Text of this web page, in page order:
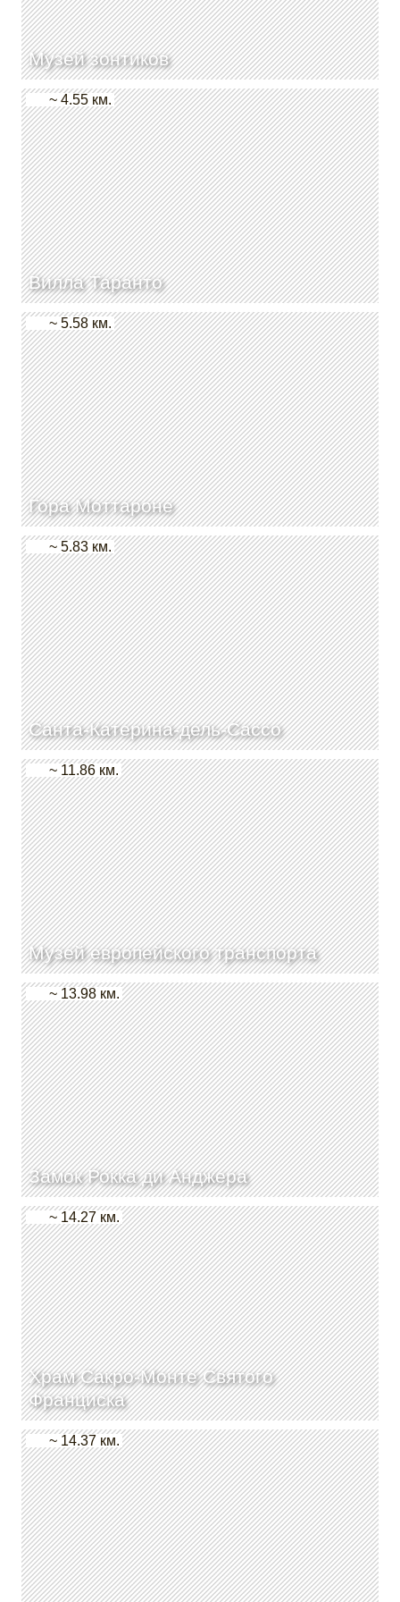
Музей зонтиков
Вилла Таранто
~ 4.55 км.
Гора Моттароне
~ 5.58 км.
Санта-Катерина-дель-Сассо
~ 5.83 км.
Музей европейского транспорта
~ 11.86 км.
Замок Рокка ди Анджера
~ 13.98 км.
Храм Сакро-Монте Святого
Франциска
~ 14.27 км.
~ 14.37 км.